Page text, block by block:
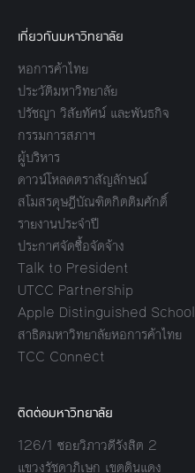
เกี่ยวกับมหาวิทยาลัย
หอการค้าไทย
ประวัติมหาวิทยาลัย
ปรัชญา วิสัยทัศน์ และพันธกิจ
กรรมการสภาฯ
ผู้บริหาร
ดาวน์โหลดตราสัญลักษณ์
สโมสรดุษฎีบัณฑิตกิตติมศักดิ์
รายงานประจำปี
ประกาศจัดซื้อจัดจ้าง
Talk to President
UTCC Partnership
Apple Distinguished School
สาธิตมหาวิทยาลัยหอการค้าไทย
TCC Connect
ติดต่อมหาวิทยาลัย
126/1 ซอยวิภาวดีรังสิต 2
แขวงรัชดาภิเษก เขตดินแดง